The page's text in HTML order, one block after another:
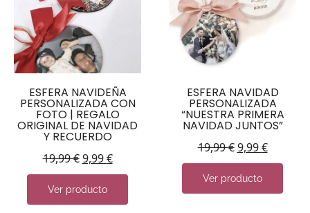
ESFERA NAVIDEÑA
PERSONALIZADA CON
FOTO | REGALO
ORIGINAL DE NAVIDAD
Y RECUERDO
19,99€ 9,99€
Ver producto
ESFERA NAVIDAD
PERSONALIZADA
“NUESTRA PRIMERA
NAVIDAD JUNTOS”
19,99€ 9,99€
Ver producto